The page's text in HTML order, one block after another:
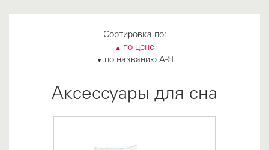
Сортировка по:
▲ по цене
▼ по названию А-Я
Аксессуары для сна